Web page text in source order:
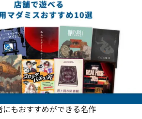
にもおすすめができる名作